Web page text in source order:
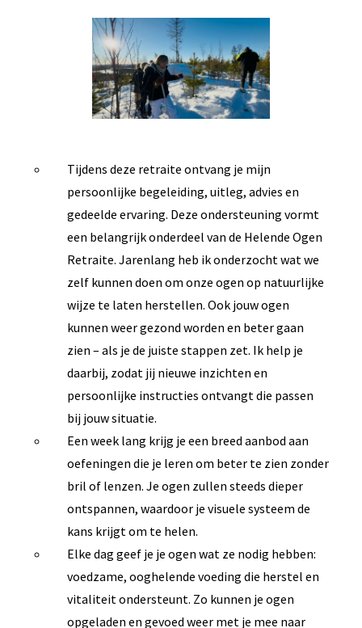
Tijdens deze retraite ontvang je mijn
persoonlijke begeleiding, uitleg, advies en
gedeelde ervaring. Deze ondersteuning vormt
een belangrijk onderdeel van de Helende Ogen
Retraite. Jarenlang heb ik onderzocht wat we
zelf kunnen doen om onze ogen op natuurlijke
wijze te laten herstellen. Ook jouw ogen
kunnen weer gezond worden en beter gaan
zien – als je de juiste stappen zet. Ik help je
daarbij, zodat jij nieuwe inzichten en
persoonlijke instructies ontvangt die passen
bij jouw situatie.
Een week lang krijg je een breed aanbod aan
oefeningen die je leren om beter te zien zonder
bril of lenzen. Je ogen zullen steeds dieper
ontspannen, waardoor je visuele systeem de
kans krijgt om te helen.
Elke dag geef je je ogen wat ze nodig hebben:
voedzame, ooghelende voeding die herstel en
vitaliteit ondersteunt. Zo kunnen je ogen
opgeladen en gevoed weer met je mee naar